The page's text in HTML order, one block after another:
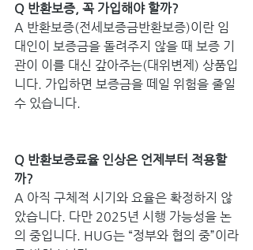
Q 반환보증, 꼭 가입해야 할까?
A 반환보증(전세보증금반환보증)이란 임
대인이 보증금을 돌려주지 않을 때 보증 기
관이 이를 대신 갚아주는(대위변제) 상품입
니다. 가입하면 보증금을 떼일 위험을 줄일
수 있습니다.
Q 반환보증료율 인상은 언제부터 적용할
까?
A 아직 구체적 시기와 요율은 확정하지 않
았습니다. 다만 2025년 시행 가능성을 논
의 중입니다. HUG는 “정부와 협의 중”이라